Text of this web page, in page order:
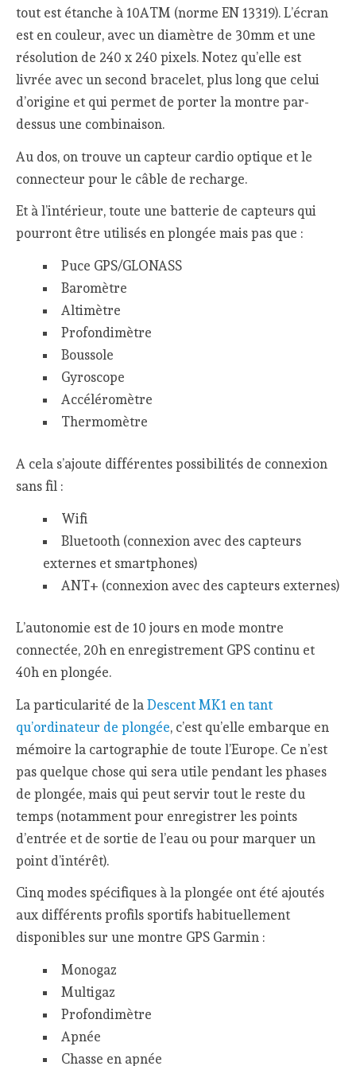
tout est étanche à 10ATM (norme EN 13319). L’écran
est en couleur, avec un diamètre de 30mm et une
résolution de 240 x 240 pixels. Notez qu’elle est
livrée avec un second bracelet, plus long que celui
d’origine et qui permet de porter la montre par-
dessus une combinaison.
Au dos, on trouve un capteur cardio optique et le
connecteur pour le câble de recharge.
Et à l’intérieur, toute une batterie de capteurs qui
pourront être utilisés en plongée mais pas que :
Puce GPS/GLONASS
Baromètre
Altimètre
Profondimètre
Boussole
Gyroscope
Accéléromètre
Thermomètre
A cela s’ajoute différentes possibilités de connexion
sans fil :
Wifi
Bluetooth (connexion avec des capteurs
externes et smartphones)
ANT+ (connexion avec des capteurs externes)
L’autonomie est de 10 jours en mode montre
connectée, 20h en enregistrement GPS continu et
40h en plongée.
La particularité de laDescent MK1 en tant
qu’ordinateur de plongée, c’est qu’elle embarque en
mémoire la cartographie de toute l’Europe. Ce n’est
pas quelque chose qui sera utile pendant les phases
de plongée, mais qui peut servir tout le reste du
temps (notamment pour enregistrer les points
d’entrée et de sortie de l’eau ou pour marquer un
point d’intérêt).
Cinq modes spécifiques à la plongée ont été ajoutés
aux différents profils sportifs habituellement
disponibles sur une montre GPS Garmin :
Monogaz
Multigaz
Profondimètre
Apnée
Chasse en apnée